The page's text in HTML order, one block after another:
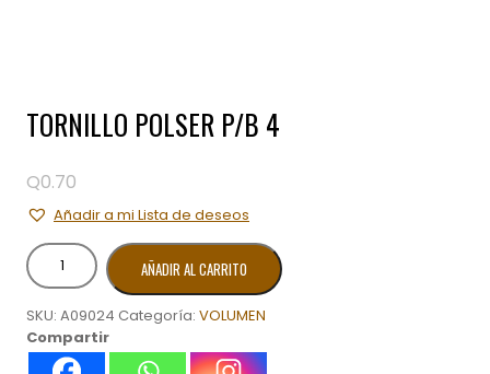
TORNILLO POLSER P/B 4
Q0.70
Añadir a mi Lista de deseos
TORNILLO
POLSER
4
cantidad
AÑADIR AL CARRITO
SKU: A09024 Categoría: VOLUMEN
Compartir